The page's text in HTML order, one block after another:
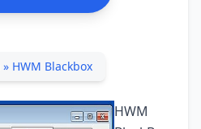
» HWM Blackbox
HWM